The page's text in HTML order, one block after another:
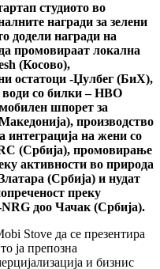
студиото во
награди за зелени
додели награди на
промовираат локална
(Косово),
остатоци -Џулбег (БиХ),
води со билки – НВО
шпорет за
производство
интеграција на жени со
(Србија), промовирање
активности во природа
(Србија) и нудат
преку
доо Чачак (Србија).
Stove да се презентира
ја препозна
и бизнис